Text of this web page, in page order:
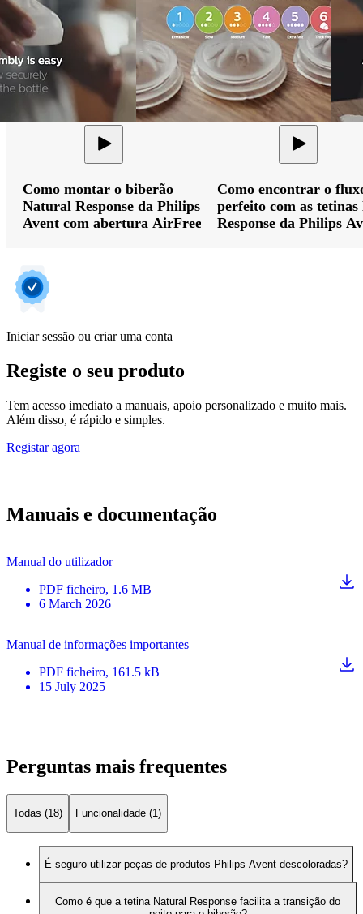
Como montar o biberão
Natural Response da Philips
Avent com abertura AirFree
Como encontrar o
perfeito com as
Response da Philips
Iniciar sessão ou criar uma conta
Registe o seu produto
Tem acesso imediato a manuais, apoio personalizado e muito mais.
Além disso, é rápido e simples.
Registar agora
Manuais e documentação
Manual do utilizador
PDF ficheiro, 1.6 MB
6 March 2026
Manual de informações importantes
PDF ficheiro, 161.5 kB
15 July 2025
Perguntas mais frequentes
Todas (18) Funcionalidade (1)
É seguro utilizar peças de produtos Philips Avent descoloradas?
Como é que a tetina Natural Response facilita a transição do